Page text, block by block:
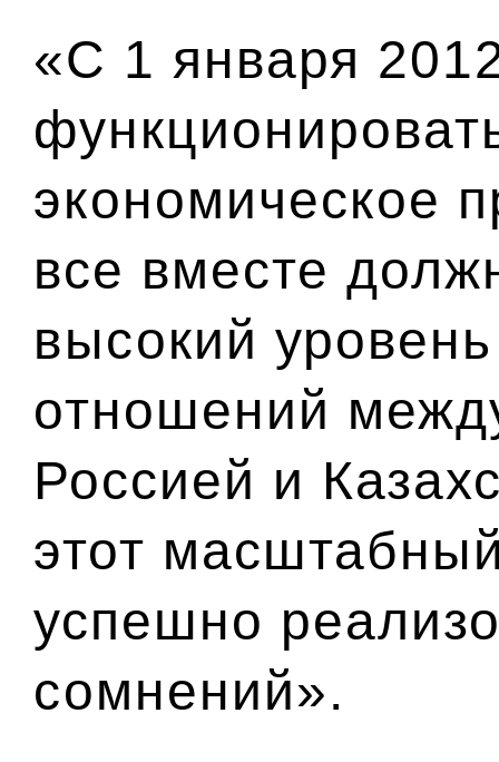
«С 1 января
экономическое
все вместе
высокий
отношений
Россией и
этот
успешно
сомнений».